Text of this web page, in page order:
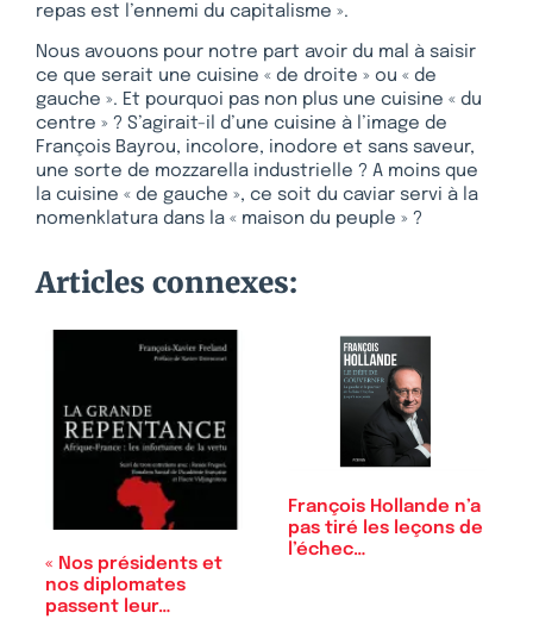
repas est l’ennemi du capitalisme ».
Nous avouons pour notre part avoir du mal à saisir
ce que serait une cuisine « de droite » ou « de
gauche ». Et pourquoi pas non plus une cuisine « du
centre » ? S’agirait-il d’une cuisine à l’image de
François Bayrou, incolore, inodore et sans saveur,
une sorte de mozzarella industrielle ? A moins que
la cuisine « de gauche », ce soit du caviar servi à la
nomenklatura dans la « maison du peuple » ?
Articles connexes:
« Nos présidents et
nos diplomates
passent leur…
François Hollande n’a
pas tiré les leçons de
l’échec…